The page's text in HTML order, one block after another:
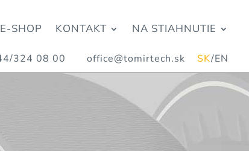
E-SHOP KONTAKT NA STIAHNUTIE
324 08 00 office@tomirtech.sk SK/EN